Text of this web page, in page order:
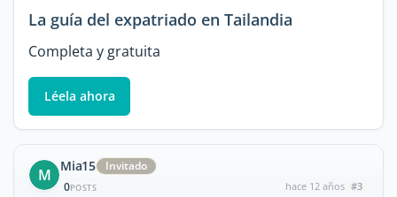
La guía del expatriado en Tailandia
Completa y gratuita
Léela ahora
M Mia15
Invitado
0POSTS hace 12 años #3